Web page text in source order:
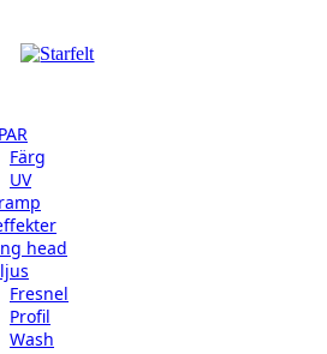
Färg
UV
head
Fresnel
Profil
Wash